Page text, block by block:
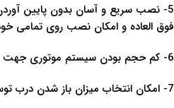
5- نصب سریع و آسان بدون پایین
فوق العاده و امکان نصب روی تمامی
6- کم حجم بودن سیستم موتوری جهت باز شدن بیشتر درب
7- امکان انتخاب میزان باز شدن درب توسط راننده